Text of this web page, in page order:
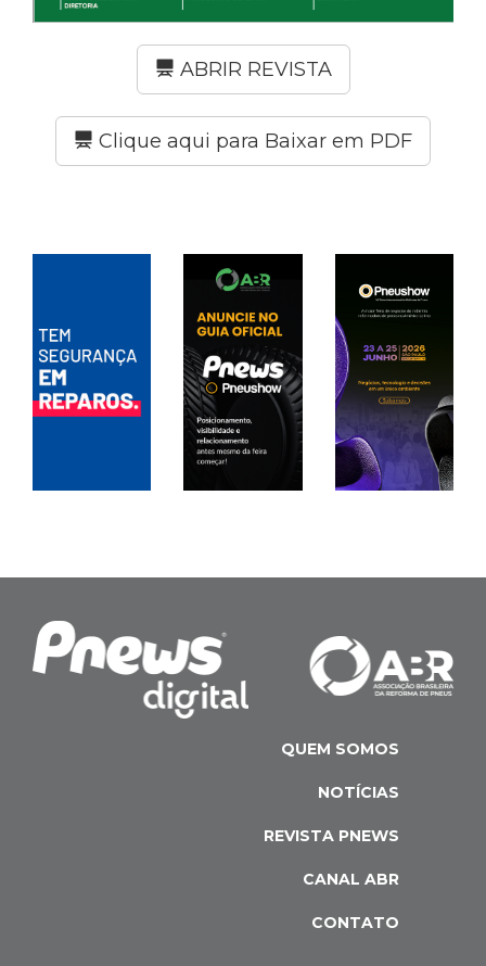
ABRIR REVISTA
Clique aqui para Baixar em PDF
QUEM SOMOS
NOTÍCIAS
REVISTA PNEWS
CANAL ABR
CONTATO